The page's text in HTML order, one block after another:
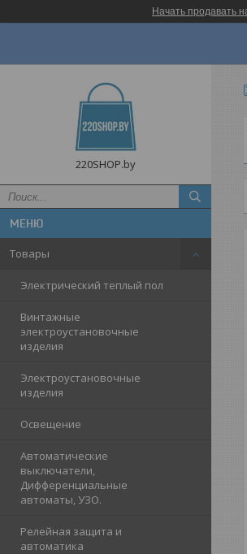
Начать продавать
220SHOP.by
Товары
Электрический теплый пол
Винтажные
электроустановочные
изделия
Электроустановочные
изделия
Освещение
Автоматические
выключатели,
Дифференциальные
автоматы, УЗО.
Релейная защита и
автоматика